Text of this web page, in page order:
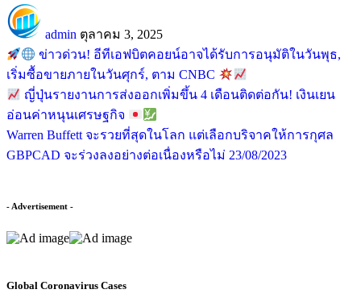
admin ตุลาคม 3, 2025
ข่าวด่วน! อีทีเอฟบิตคอยน์อาจได้รับการอนุมัติในวันพุธ,
เริ่มซื้อขายภายในวันศุกร์, ตาม CNBC
ญี่ปุ่นรายงานการส่งออกเพิ่มขึ้น 4 เดือนติดต่อกัน! เงินเยน
อ่อนค่าหนุนเศรษฐกิจ
Warren Buffett จะรวยที่สุดในโลก แต่เลือกบริจาคให้การกุศล
GBPCAD จะร่วงลงอย่างต่อเนื่องหรือไม่ 23/08/2023
- Advertisement -
Global Coronavirus Cases